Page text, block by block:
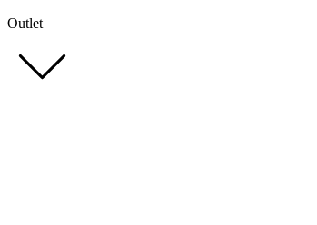
Outlet